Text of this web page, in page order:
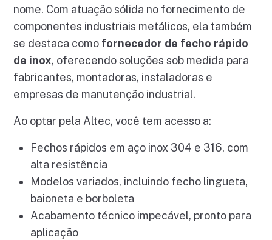
nome. Com atuação sólida no fornecimento de
componentes industriais metálicos, ela também
se destaca como fornecedor de fecho rápido
de inox, oferecendo soluções sob medida para
fabricantes, montadoras, instaladoras e
empresas de manutenção industrial.
Ao optar pela Altec, você tem acesso a:
Fechos rápidos em aço inox 304 e 316, com
alta resistência
Modelos variados, incluindo fecho lingueta,
baioneta e borboleta
Acabamento técnico impecável, pronto para
aplicação